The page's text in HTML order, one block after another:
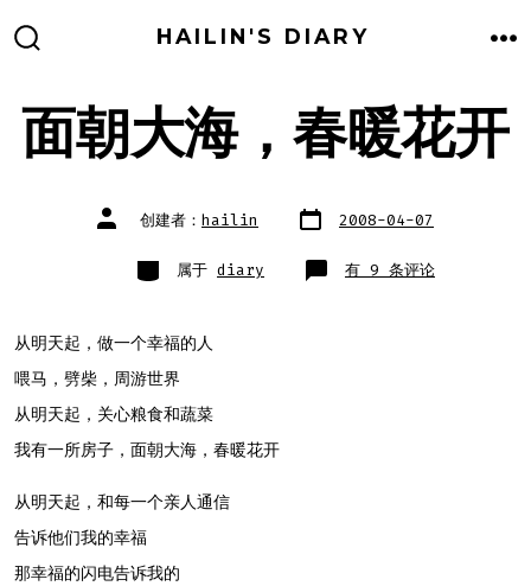
HAILIN'S DIARY
面朝大海，春暖花开
文
章 创建者： hailin 文
章
2008-04-07
类
别 属于 diary 面
朝
有 9 条评论
从明天起，做一个幸福的人
喂马，劈柴，周游世界
从明天起，关心粮食和蔬菜
我有一所房子，面朝大海，春暖花开
从明天起，和每一个亲人通信
告诉他们我的幸福
那幸福的闪电告诉我的